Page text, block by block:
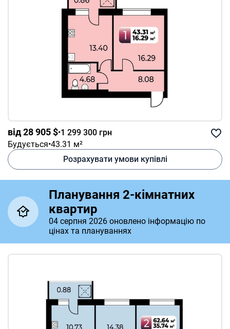
від 28 905 $•1 299 300 грн
Будується•43.31 м²
Розрахувати умови купівлі
Планування 2-кімнатних
квартир
04 серпня 2026 оновлено інформацію по
цінах та плануваннях